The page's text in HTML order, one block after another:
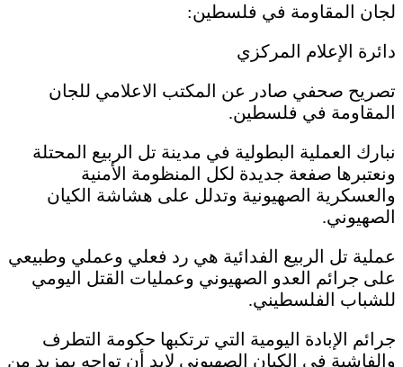
لجان المقاومة في فلسطين:
دائرة الإعلام المركزي
تصريح صحفي صادر عن المكتب الاعلامي للجان
المقاومة في فلسطين.
نبارك العملية البطولية في مدينة تل الربيع المحتلة
ونعتبرها صفعة جديدة لكل المنظومة الأمنية
والعسكرية الصهيونية وتدلل على هشاشة الكيان
الصهيوني.
عملية تل الربيع الفدائية هي رد فعلي وعملي وطبيعي
على جرائم العدو الصهيوني وعمليات القتل اليومي
للشباب الفلسطيني.
جرائم الإبادة اليومية التي ترتكبها حكومة التطرف
والفاشية في الكيان الصهيوني لابد أن تواجه بمزيد من